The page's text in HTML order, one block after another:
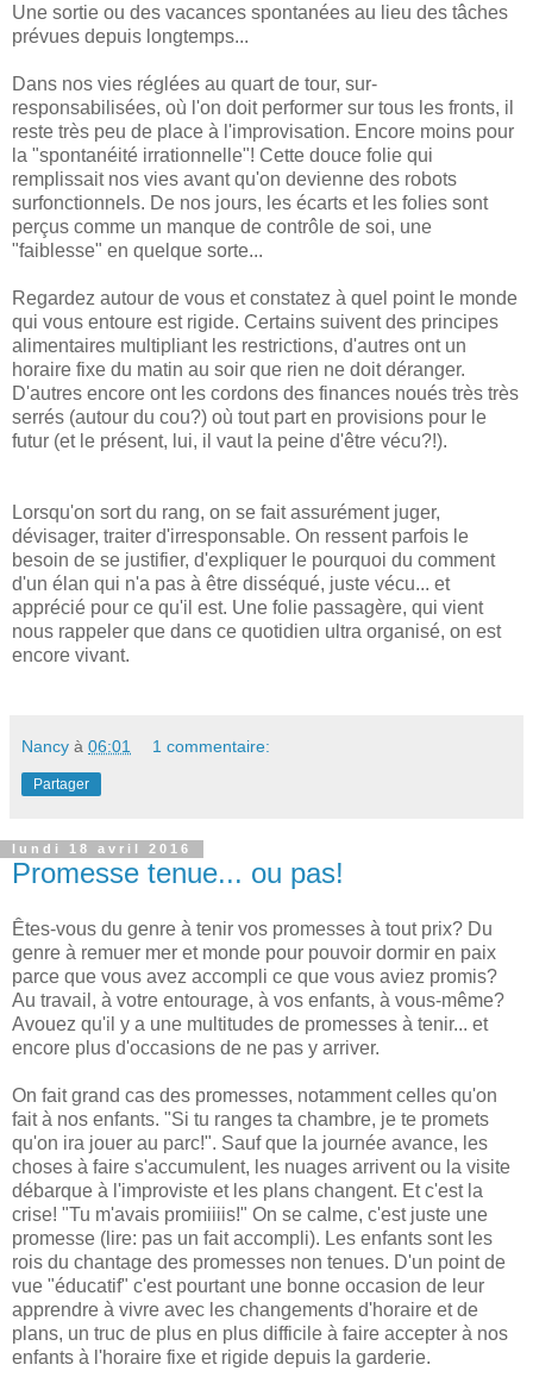
Une sortie ou des vacances spontanées au lieu des tâches
prévues depuis longtemps...
Dans nos vies réglées au quart de tour, sur-
responsabilisées, où l'on doit performer sur tous les fronts, il
reste très peu de place à l'improvisation. Encore moins pour
la "spontanéité irrationnelle"! Cette douce folie qui
remplissait nos vies avant qu'on devienne des robots
surfonctionnels. De nos jours, les écarts et les folies sont
perçus comme un manque de contrôle de soi, une
"faiblesse" en quelque sorte...
Regardez autour de vous et constatez à quel point le monde
qui vous entoure est rigide. Certains suivent des principes
alimentaires multipliant les restrictions, d'autres ont un
horaire fixe du matin au soir que rien ne doit déranger.
D'autres encore ont les cordons des finances noués très très
serrés (autour du cou?) où tout part en provisions pour le
futur (et le présent, lui, il vaut la peine d'être vécu?!).
Lorsqu'on sort du rang, on se fait assurément juger,
dévisager, traiter d'irresponsable. On ressent parfois le
besoin de se justifier, d'expliquer le pourquoi du comment
d'un élan qui n'a pas à être disséqué, juste vécu... et
apprécié pour ce qu'il est. Une folie passagère, qui vient
nous rappeler que dans ce quotidien ultra organisé, on est
encore vivant.
Nancy à 06:01 1 commentaire:
Partager
lundi 18 avril 2016
Promesse tenue... ou pas!
Êtes-vous du genre à tenir vos promesses à tout prix? Du
genre à remuer mer et monde pour pouvoir dormir en paix
parce que vous avez accompli ce que vous aviez promis?
Au travail, à votre entourage, à vos enfants, à vous-même?
Avouez qu'il y a une multitudes de promesses à tenir... et
encore plus d'occasions de ne pas y arriver.
On fait grand cas des promesses, notamment celles qu'on
fait à nos enfants. "Si tu ranges ta chambre, je te promets
qu'on ira jouer au parc!". Sauf que la journée avance, les
choses à faire s'accumulent, les nuages arrivent ou la visite
débarque à l'improviste et les plans changent. Et c'est la
crise! "Tu m'avais promiiiis!" On se calme, c'est juste une
promesse (lire: pas un fait accompli). Les enfants sont les
rois du chantage des promesses non tenues. D'un point de
vue "éducatif" c'est pourtant une bonne occasion de leur
apprendre à vivre avec les changements d'horaire et de
plans, un truc de plus en plus difficile à faire accepter à nos
enfants à l'horaire fixe et rigide depuis la garderie.